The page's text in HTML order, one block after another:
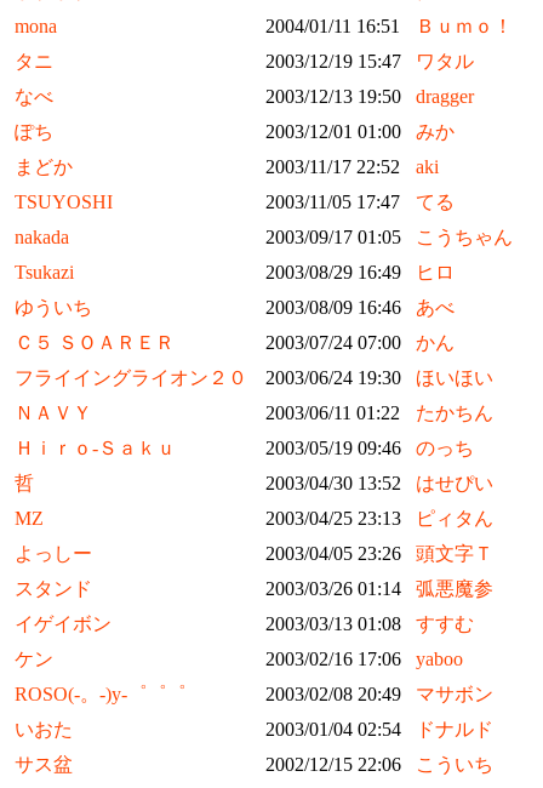
mona
2004/01/11 16:51
Ｂｕｍｏ！
タニ
2003/12/19 15:47
ワタル
なべ
2003/12/13 19:50
dragger
ぽち
2003/12/01 01:00
みか
まどか
2003/11/17 22:52
aki
TSUYOSHI
2003/11/05 17:47
てる
nakada
2003/09/17 01:05
こうちゃん
Tsukazi
2003/08/29 16:49
ヒロ
ゆういち
2003/08/09 16:46
あべ
Ｃ５ ＳＯＡＲＥＲ
2003/07/24 07:00
かん
フライイングライオン２０
2003/06/24 19:30
ほいほい
ＮＡＶＹ
2003/06/11 01:22
たかちん
Ｈｉｒｏ-Ｓａｋｕ
2003/05/19 09:46
のっち
哲
2003/04/30 13:52
はせぴい
MZ
2003/04/25 23:13
ピィタん
よっしー
2003/04/05 23:26
頭文字Ｔ
スタンド
2003/03/26 01:14
弧悪魔参
イゲイボン
2003/03/13 01:08
すすむ
ケン
2003/02/16 17:06
yaboo
ROSO(-。-)y-゜゜゜
2003/02/08 20:49
マサボン
いおた
2003/01/04 02:54
ドナルド
サス盆
2002/12/15 22:06
こういち